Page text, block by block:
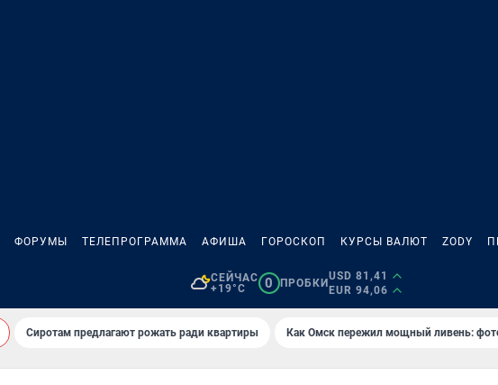
ФОРУМЫ ТЕЛЕПРОГРАММА АФИША ГОРОСКОП КУРСЫ ВАЛЮТ ZODY
СЕЙЧАС
+19°C
0 ПРОБКИ
USD 81,41
EUR 94,06
Сиротам предлагают рожать ради квартиры Как Омск пережил мощный ливень: